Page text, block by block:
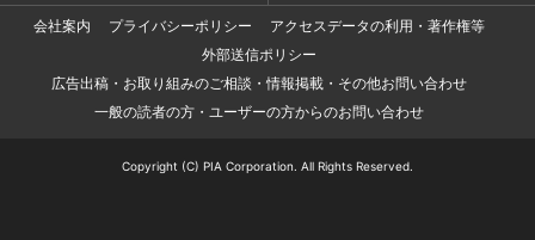
会社案内
プライバシーポリシー
アクセスデータの利用・著作権等
外部送信ポリシー
広告出稿・お取り組みのご相談・情報掲載・その他お問い合わせ
一般の読者の方・ユーザーの方からのお問い合わせ
Copyright (C) PIA Corporation. All Rights Reserved.